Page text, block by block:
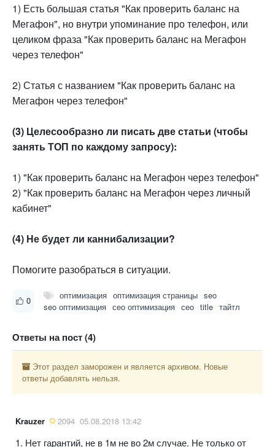
1) Есть большая статья "Как проверить баланс на
Мегафон", но внутри упоминание про телефон, или
целиком фраза "Как проверить баланс на Мегафон
через телефон"
2) Статья с названием "Как проверить баланс на
Мегафон через телефон"
(3) Целесообразно ли писать две статьи (чтобы
занять ТОП по каждому запросу):
1) "Как проверить баланс на Мегафон через телефон"
2) "Как проверить баланс на Мегафон через личный
кабинет"
(4) Не будет ли каннибализации?
Помогите разобраться в ситуации.
0 оптимизация оптимизация страницы seo
seo оптимизация сео оптимизация сео title тайтл
Ответы на пост (4)
Этот раздел заморожен и является архивом. Новые
ответы добавлять нельзя.
Krauzer 2094 05.08.2018 13:42
1. Нет гарантий, не в 1м не во 2м случае. Не только от